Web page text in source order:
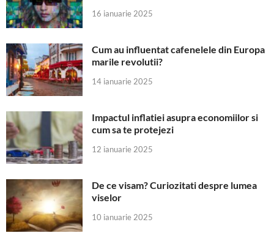
16 ianuarie 2025
Cum au influentat cafenelele din Europa
marile revolutii?
14 ianuarie 2025
Impactul inflatiei asupra economiilor si
cum sa te protejezi
12 ianuarie 2025
De ce visam? Curiozitati despre lumea
viselor
10 ianuarie 2025